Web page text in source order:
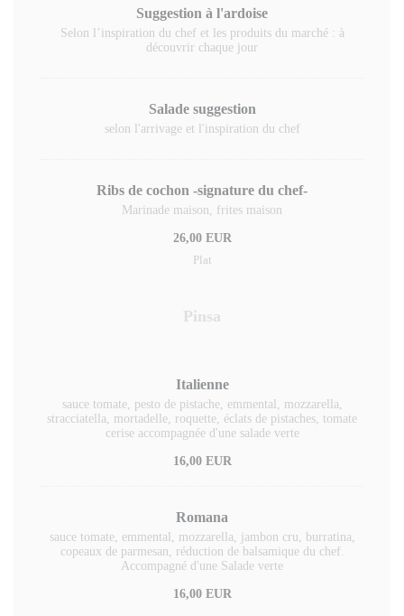
Suggestion à l'ardoise
Selon l’inspiration du chef et les produits du marché : à
découvrir chaque jour
Salade suggestion
selon l'arrivage et l'inspiration du chef
Ribs de cochon -signature du chef-
Marinade maison, frites maison
26,00 EUR
Plat
Pinsa
Italienne
sauce tomate, pesto de pistache, emmental, mozzarella,
stracciatella, mortadelle, roquette, éclats de pistaches, tomate
cerise accompagnée d'une salade verte
16,00 EUR
Romana
sauce tomate, emmental, mozzarella, jambon cru, burratina,
copeaux de parmesan, réduction de balsamique du chef.
Accompagné d'une Salade verte
16,00 EUR